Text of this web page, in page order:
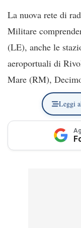
La nuova rete di
Militare
(LE), anche le
aeroportuali di
Mare (RM),
Leggi